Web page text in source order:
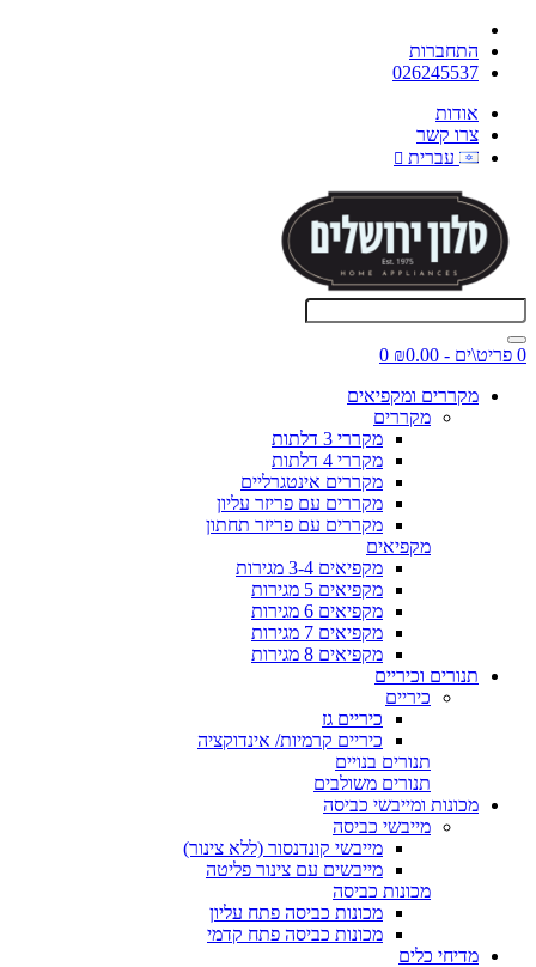
התחברות
026245537
אודות
צרו קשר
עברית
0 פריט\ים - ₪0.00
0
מקררים ומקפיאים
מקררים
מקררי 3 דלתות
מקררי 4 דלתות
מקררים אינטגרליים
מקררים עם פריזר עליון
מקררים עם פריזר תחתון
מקפיאים
מקפיאים 3-4 מגירות
מקפיאים 5 מגירות
מקפיאים 6 מגירות
מקפיאים 7 מגירות
מקפיאים 8 מגירות
תנורים וכיריים
כיריים
כיריים גז
כיריים קרמיות/ אינדוקציה
תנורים בנויים
תנורים משולבים
מכונות ומייבשי כביסה
מייבשי כביסה
מייבשי קונדנסור (ללא צינור)
מייבשים עם צינור פליטה
מכונות כביסה
מכונות כביסה פתח עליון
מכונות כביסה פתח קדמי
מדיחי כלים